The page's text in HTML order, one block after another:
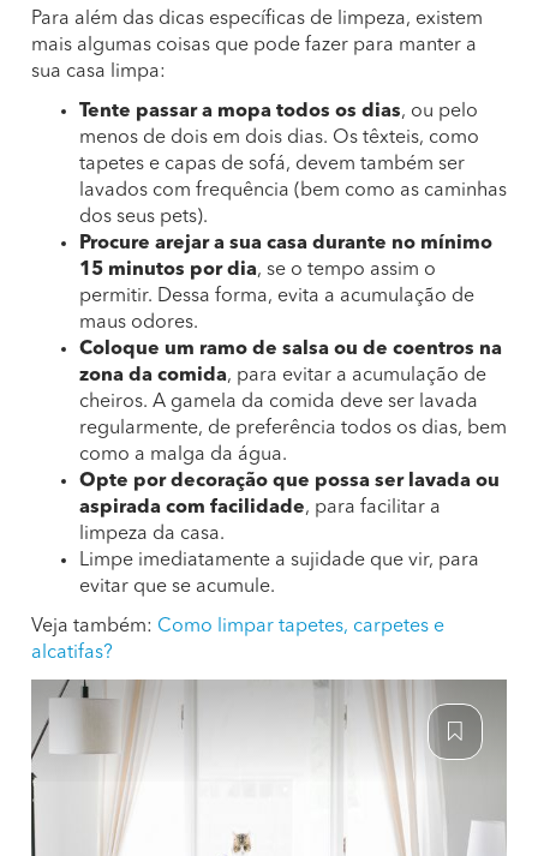
Para além das dicas específicas de limpeza, existem
mais algumas coisas que pode fazer para manter a
sua casa limpa:
Tente passar a mopa todos os dias, ou pelo
menos de dois em dois dias. Os têxteis, como
tapetes e capas de sofá, devem também ser
lavados com frequência (bem como as caminhas
dos seus pets).
Procure arejar a sua casa durante no mínimo
15 minutos por dia, se o tempo assim o
permitir. Dessa forma, evita a acumulação de
maus odores.
Coloque um ramo de salsa ou de coentros na
zona da comida, para evitar a acumulação de
cheiros. A gamela da comida deve ser lavada
regularmente, de preferência todos os dias, bem
como a malga da água.
Opte por decoração que possa ser lavada ou
aspirada com facilidade, para facilitar a
limpeza da casa.
Limpe imediatamente a sujidade que vir, para
evitar que se acumule.
Veja também: Como limpar tapetes, carpetes e
alcatifas?